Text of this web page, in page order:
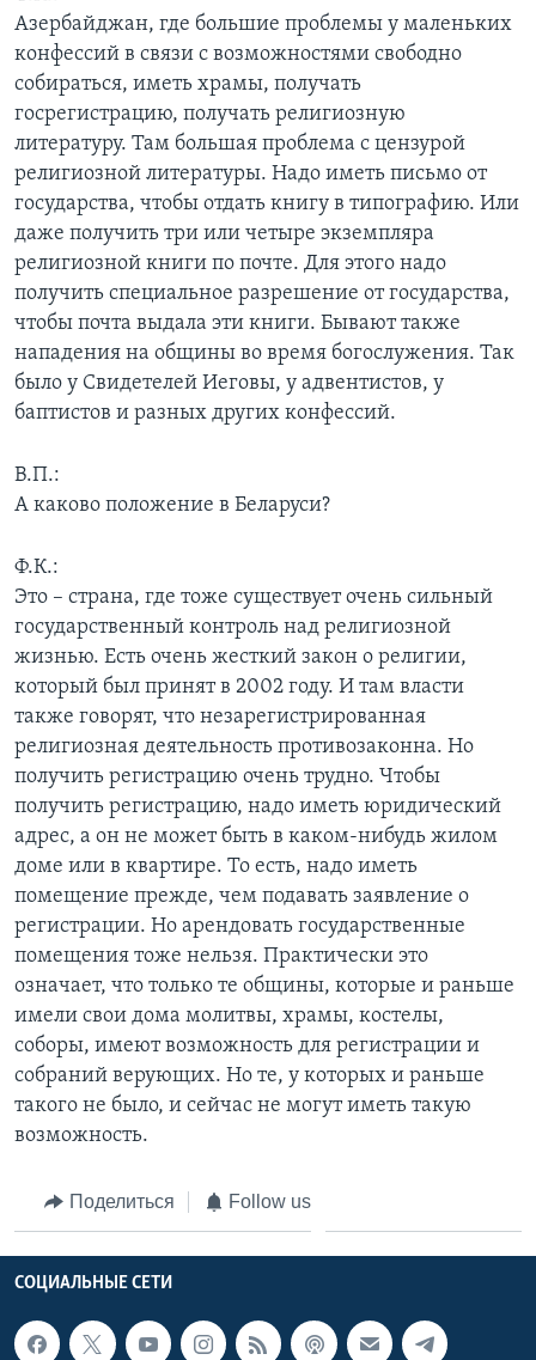
Азербайджан, где большие проблемы у маленьких
конфессий в связи с возможностями свободно
собираться, иметь храмы, получать
госрегистрацию, получать религиозную
литературу. Там большая проблема с цензурой
религиозной литературы. Надо иметь письмо от
государства, чтобы отдать книгу в типографию. Или
даже получить три или четыре экземпляра
религиозной книги по почте. Для этого надо
получить специальное разрешение от государства,
чтобы почта выдала эти книги. Бывают также
нападения на общины во время богослужения. Так
было у Свидетелей Иеговы, у адвентистов, у
баптистов и разных других конфессий.
В.П.:
А каково положение в Беларуси?
Ф.К.:
Это – страна, где тоже существует очень сильный
государственный контроль над религиозной
жизнью. Есть очень жесткий закон о религии,
который был принят в 2002 году. И там власти
также говорят, что незарегистрированная
религиозная деятельность противозаконна. Но
получить регистрацию очень трудно. Чтобы
получить регистрацию, надо иметь юридический
адрес, а он не может быть в каком-нибудь жилом
доме или в квартире. То есть, надо иметь
помещение прежде, чем подавать заявление о
регистрации. Но арендовать государственные
помещения тоже нельзя. Практически это
означает, что только те общины, которые и раньше
имели свои дома молитвы, храмы, костелы,
соборы, имеют возможность для регистрации и
собраний верующих. Но те, у которых и раньше
такого не было, и сейчас не могут иметь такую
возможность.
Поделиться Follow us
СОЦИАЛЬНЫЕ СЕТИ